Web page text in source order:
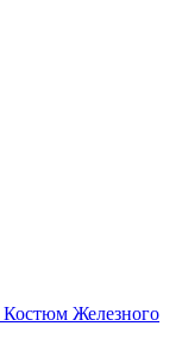
Костюм Железного